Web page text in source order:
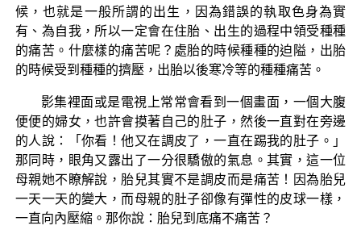
候，也就是一般所謂的出生，因為錯誤的執取色身為實
有、為自我，所以一定會在住胎、出生的過程中領受種種
的痛苦。什麼樣的痛苦呢？處胎的時候種種的迫隘，出胎
的時候受到種種的擠壓，出胎以後寒冷等的種種痛苦。
影集裡面或是電視上常常會看到一個畫面，一個大腹
便便的婦女，也許會摸著自己的肚子，然後一直對在旁邊
的人說：「你看！他又在調皮了，一直在踢我的肚子。」
那同時，眼角又露出了一分很驕傲的氣息。其實，這一位
母親她不瞭解說，胎兒其實不是調皮而是痛苦！因為胎兒
一天一天的變大，而母親的肚子卻像有彈性的皮球一樣，
一直向內壓縮。那你說：胎兒到底痛不痛苦？